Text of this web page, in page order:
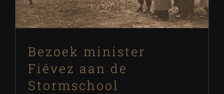
SB Historie
Bezoek minister
Fiévez aan de
Stormschool